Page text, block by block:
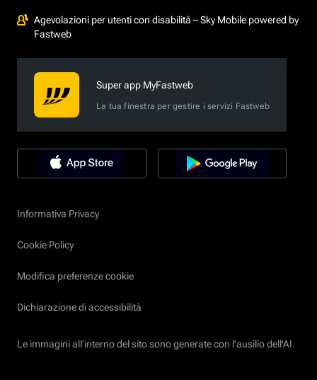
Agevolazioni per utenti con disabilità – Sky Mobile powered by
Fastweb
Super app MyFastweb
La tua finestra per gestire i servizi Fastweb
Informativa Privacy
Cookie Policy
Modifica preferenze cookie
Dichiarazione di accessibilità
Le immagini all’interno del sito sono generate con l'ausilio dell'AI.